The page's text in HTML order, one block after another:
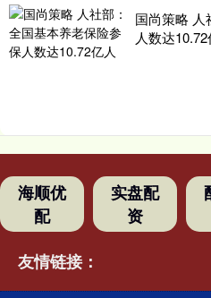
国尚策略 人
人数达10.72
海顺优
配
实盘配
资
友情链接：